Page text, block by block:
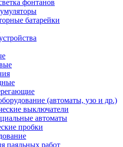
фонтанов
батарейки
(автоматы, узо и др.)
выключатели
автоматы
пробки
паяльных работ